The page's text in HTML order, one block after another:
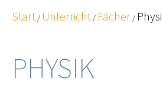
Start / Unterricht / Fächer /
PHYSIK